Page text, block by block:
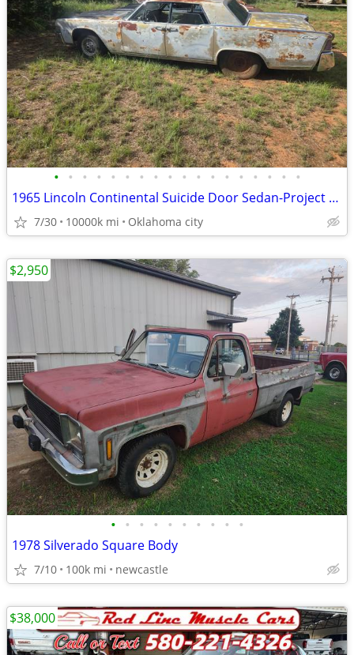
• • • • • • • • • • • • • • • • • •
1965 Lincoln Continental Suicide Door Sedan-Project / Parts Car
7/30 10000k mi Oklahoma city
• • • • • • • • • •
1978 Silverado Square Body
7/10 100k mi newcastle
$2,950
$38,000